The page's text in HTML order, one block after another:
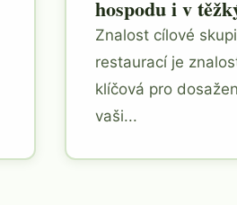
hospodu i v
Znalost cílové
restaurací je
klíčová pro
vaši...